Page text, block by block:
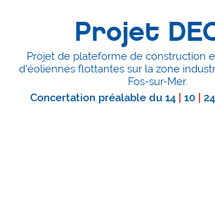
Projet
Projet de plateforme de construction
d'éoliennes flottantes sur la zone
Fos-sur-Mer.
Concertation préalable du 14 10 24